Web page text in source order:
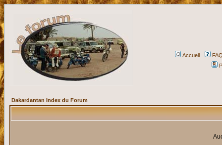
Accueil
Dakardantan Index du Forum